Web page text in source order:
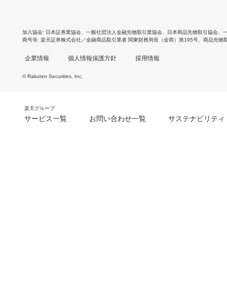
加入協会 日本証券業協会 一般社団法人金融先物取引業協会 日本商品先物取引協会
商号等 楽天証券株式会社／金融商品取引業者 関東財務局長（金商）第195号、商品先物
企業情報 個人情報保護方針 採用情報
© Rakuten Securities, Inc.
楽天グループ
サービス一覧 お問い合わせ一覧 サステナビリティ